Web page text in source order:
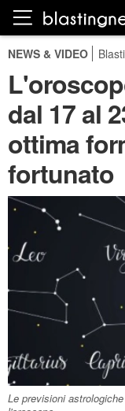
NEWS & VIDEO
dal 17 al
ottima
fortunato
Le previsioni